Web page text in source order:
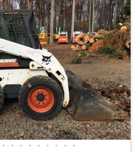
• • • • • • • • •